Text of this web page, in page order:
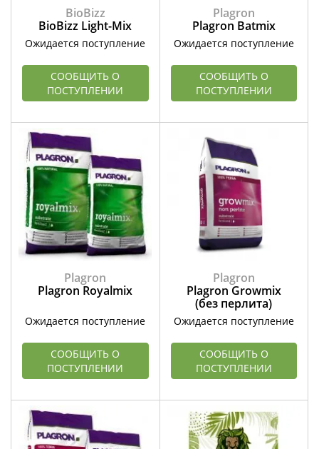
BioBizz
BioBizz Light-Mix
Ожидается поступление
СООБЩИТЬ О
ПОСТУПЛЕНИИ
Plagron
Plagron Batmix
Ожидается поступление
СООБЩИТЬ О
ПОСТУПЛЕНИИ
Plagron
Plagron Royalmix
Ожидается поступление
СООБЩИТЬ О
ПОСТУПЛЕНИИ
Plagron
Plagron Growmix
(без перлита)
Ожидается поступление
СООБЩИТЬ О
ПОСТУПЛЕНИИ